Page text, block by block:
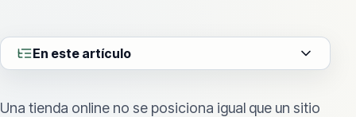
En este artículo
Una tienda online no se posiciona igual que un sitio